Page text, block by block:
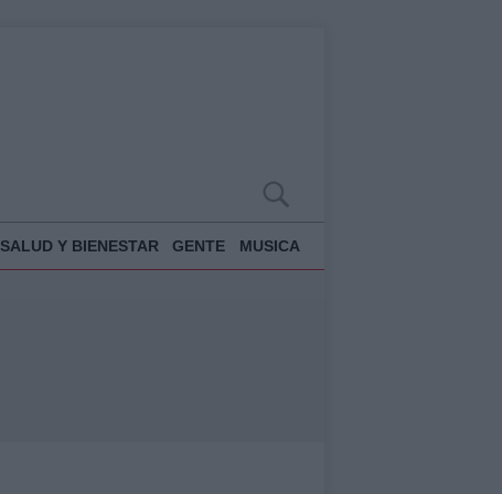
SALUD Y BIENESTAR GENTE MUSICA